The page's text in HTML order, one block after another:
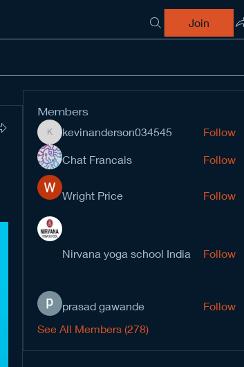
Join
Members
kevinanderson034545
kevinanderson034545 Follow
Chat Francais Follow
Wright Price Follow
Nirvana yoga school India Follow
prasad gawande
Follow
See All Members (278)